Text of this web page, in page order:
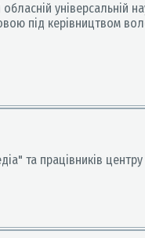
універсальній
під
та працівників